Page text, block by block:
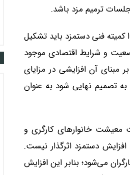
کمیته فنی دستمزد باید تشکیل
و شرایط اقتصادی موجود
مبنای آن افزایشی در مزایای
تصمیم نهایی شود به عنوان
خانوارهای کارگری و
دستمزد اثرگذار نیست.
می‌شود؛ بنابر این افزایش